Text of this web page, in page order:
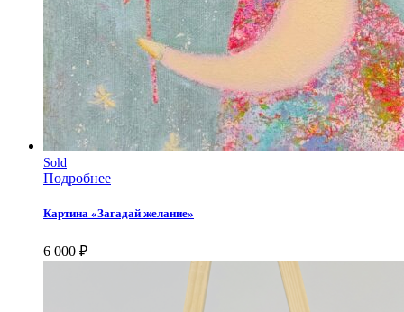
Sold
Подробнее
Картина «Загадай желание»
6 000 ₽